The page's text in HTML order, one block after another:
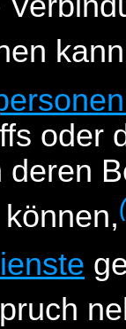
oder
deren